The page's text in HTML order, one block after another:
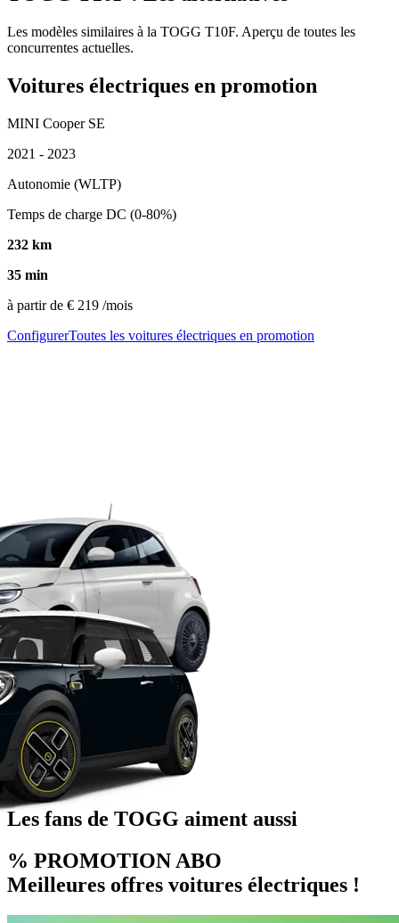
Les modèles similaires à la TOGG T10F. Aperçu de toutes les
concurrentes actuelles.
Voitures électriques en promotion
MINI Cooper SE
2021 - 2023
Autonomie (WLTP)
Temps de charge DC (0-80%)
232 km
35 min
à partir de € 219 /mois
ConfigurerToutes les voitures électriques en promotion
Les fans de TOGG aiment aussi
% PROMOTION ABO
Meilleures offres voitures électriques !